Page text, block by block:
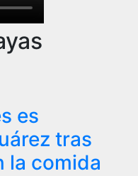
es
tras
la comida